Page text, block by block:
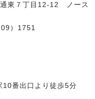
東７丁目12-12 ノース
）1751
10番出口より徒歩5分